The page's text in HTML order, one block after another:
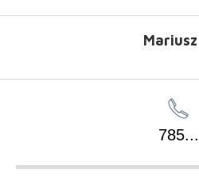
Mariusz
785...